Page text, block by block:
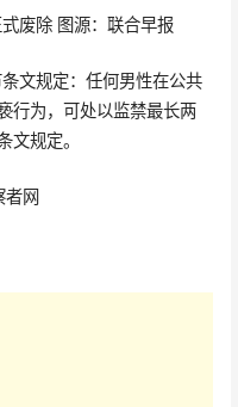
废除 图源：联合早报
文规定：任何男性在公共
行为，可处以监禁最长两
规定。
者网